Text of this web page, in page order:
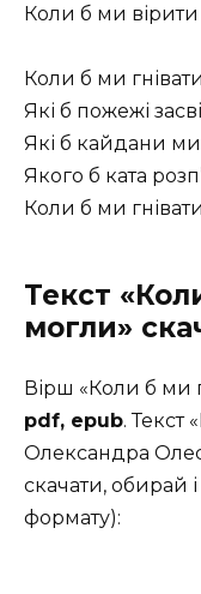
Коли б ми
Коли б ми
Які б пожежі
Які б кайдани
Якого б ката
Коли б ми
Текст
могли»
Вірш «Коли б ми
pdf, epub. Текст
Олександра
скачати, обирай
формату):